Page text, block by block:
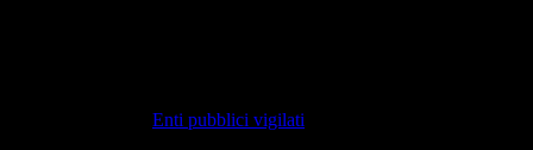
Enti pubblici vigilati